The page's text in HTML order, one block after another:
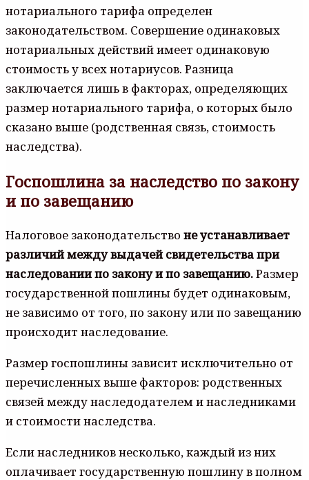
нотариального тарифа определен
законодательством. Совершение одинаковых
нотариальных действий имеет одинаковую
стоимость у всех нотариусов. Разница
заключается лишь в факторах, определяющих
размер нотариального тарифа, о которых было
сказано выше (родственная связь, стоимость
наследства).
Госпошлина за наследство по закону
и по завещанию
Налоговое законодательство не устанавливает
различий между выдачей свидетельства при
наследовании по закону и по завещанию.Размер
государственной пошлины будет одинаковым,
не зависимо от того, по закону или по завещанию
происходит наследование.
Размер госпошлины зависит исключительно от
перечисленных выше факторов: родственных
связей между наследодателем и наследниками
и стоимости наследства.
Если наследников несколько, каждый из них
оплачивает государственную пошлину в полном